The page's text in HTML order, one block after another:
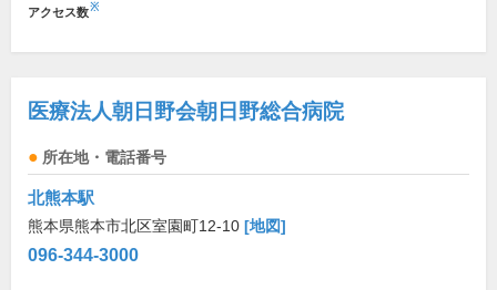
アクセス数※
医療法人朝日野会朝日野総合病院
所在地・電話番号
北熊本駅
熊本県熊本市北区室園町12-10 [地図]
096-344-3000